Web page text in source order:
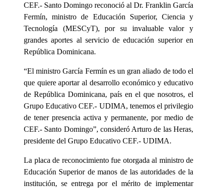
CEF.- Santo Domingo reconoció al Dr. Franklin García
Fermín, ministro de Educación Superior, Ciencia y
Tecnología (MESCyT), por su invaluable valor y
grandes aportes al servicio de educación superior en
República Dominicana.
“El ministro García Fermín es un gran aliado de todo el
que quiere aportar al desarrollo económico y educativo
de República Dominicana, país en el que nosotros, el
Grupo Educativo CEF.- UDIMA, tenemos el privilegio
de tener presencia activa y permanente, por medio de
CEF.- Santo Domingo”, consideró Arturo de las Heras,
presidente del Grupo Educativo CEF.- UDIMA.
La placa de reconocimiento fue otorgada al ministro de
Educación Superior de manos de las autoridades de la
institución, se entrega por el mérito de implementar